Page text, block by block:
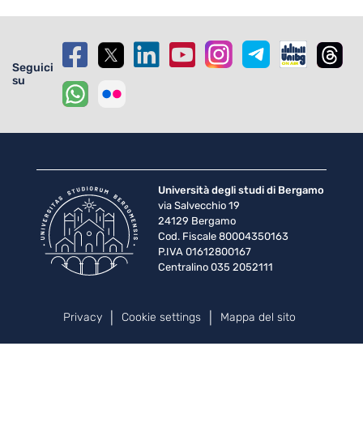
Seguici
su
Università degli studi di Bergamo
via Salvecchio 19
24129 Bergamo
Cod. Fiscale 80004350163
P.IVA 01612800167
Centralino 035 2052111
Piè di pagina
Privacy Cookie settings Mappa del sito